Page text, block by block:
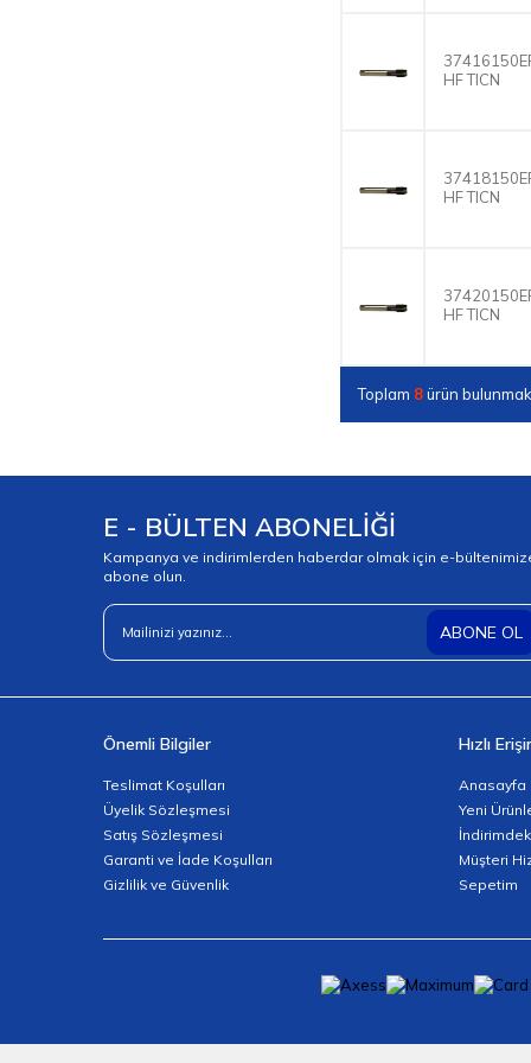
HF TICN
HF TICN
HF TICN
Toplam 8ürün
E - BÜLTEN ABONELİĞİ
Kampanya ve indirimlerden haberdar olmak için e-
abone olun.
ABONE OL
Önemli Bilgiler
Teslimat Koşulları
Üyelik Sözleşmesi
Satış Sözleşmesi
Garanti ve İade Koşulları
Gizlilik ve Güvenlik
Hızlı
Anasayfa
Yeni
Müşteri
Sepetim